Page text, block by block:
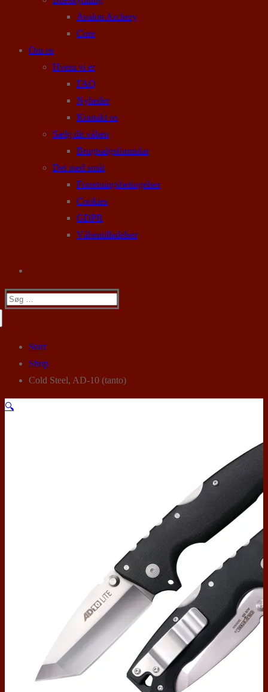
Avalon Archery
Core
Om os
Hvem vi er
FAQ
Nyheder
Kontakt os
Sælg dit våben
Brugtsalgsformular
Det med småt
Forretningsbetingelser
Cookies
GDPR
Våbentilladelser
Søg
Start
Shop
Cold Steel, AD-10 (tanto)
🔍